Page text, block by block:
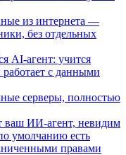
из интернета —
без отдельных
AI-агент: учится
с данными
серверы, полностью
ваш ИИ-агент, невидим
умолчанию есть
правами